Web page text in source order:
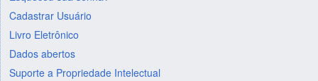
Cadastrar Usuário
Livro Eletrônico
Dados abertos
Suporte a Propriedade Intelectual